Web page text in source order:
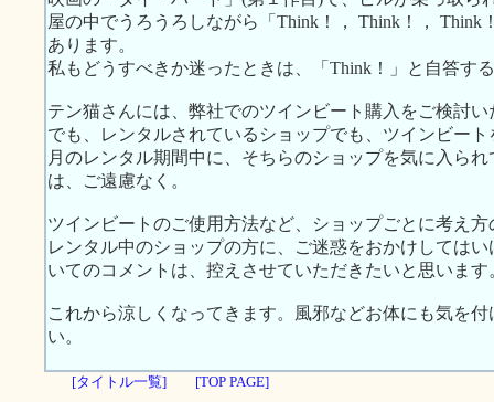
屋の中でうろうろしながら「Think！， Think！，
あります。
私もどうすべきか迷ったときは、「Think！」と自答す
テン猫さんには、弊社でのツインビート購入をご検討
でも、レンタルされているショップでも、ツインビー
月のレンタル期間中に、そちらのショップを気に入ら
は、ご遠慮なく。
ツインビートのご使用方法など、ショップごとに考え
レンタル中のショップの方に、ご迷惑をおかけしては
いてのコメントは、控えさせていただきたいと思います
これから涼しくなってきます。風邪などお体にも気を
い。
[タイトル一覧] [TOP PAGE]